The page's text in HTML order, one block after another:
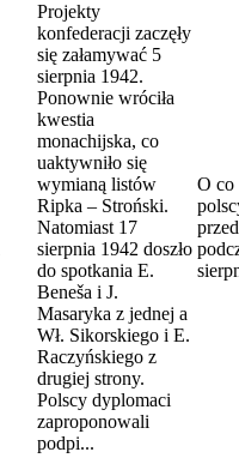
Projekty
konfederacji zaczęły
się załamywać 5
sierpnia 1942.
Ponownie wróciła
kwestia
monachijska, co
uaktywniło się
wymianą listów
Ripka – Stroński.
Natomiast 17
sierpnia 1942 doszło
do spotkania E.
Beneša i J.
Masaryka z jednej a
Wł. Sikorskiego i E.
Raczyńskiego z
drugiej strony.
Polscy dyplomaci
zaproponowali
podpi...
O co